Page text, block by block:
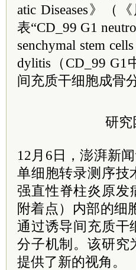
atic Diseases》（
表“CD_99 G1
senchymal stem
dylitis（CD_99
间充质干细胞成骨
研究
12月6日，澎湃新
单细胞转录测序技
强直性脊柱炎原
附着点）内部的细
通过诱导间充质干
分子机制。该研究
提供了新的视角。